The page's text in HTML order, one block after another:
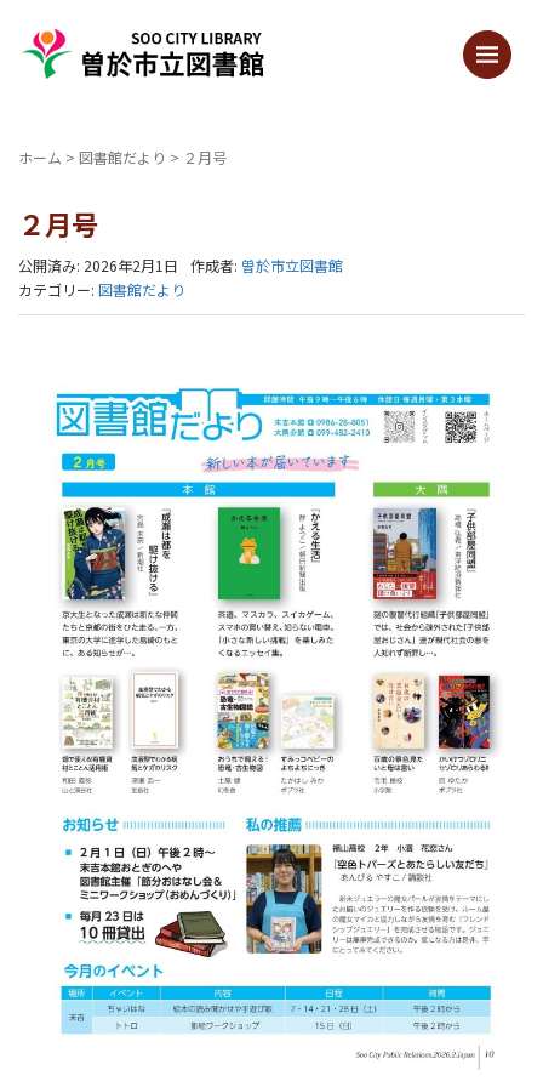
ホーム > 図書館だより > ２月号
２月号
公開済み: 2026年2月1日 作成者: 曽於市立図書館
カテゴリー: 図書館だより